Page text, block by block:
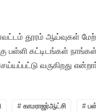
தூரம் ஆய்வுகள்
பள்ளி கட்டிடங்கள்
வருகிறது
# காமராஜர்ஆட்சி #